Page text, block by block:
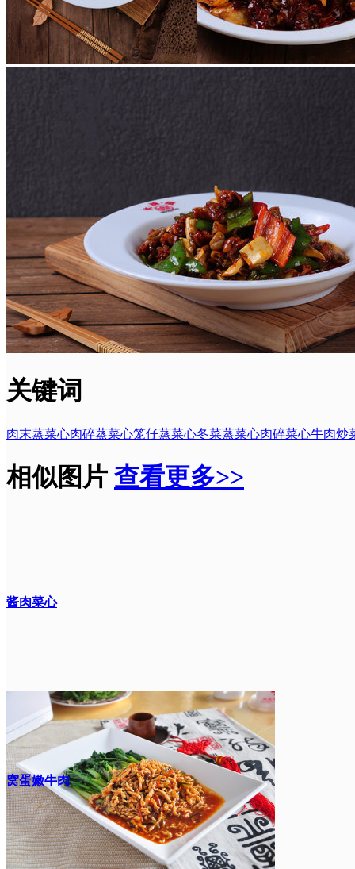
关键词
肉末蒸菜心肉碎蒸菜心笼仔蒸菜心冬菜蒸菜心肉碎菜心牛肉炒
相似图片 查看更多>>
酱肉菜心
窝蛋嫩牛肉